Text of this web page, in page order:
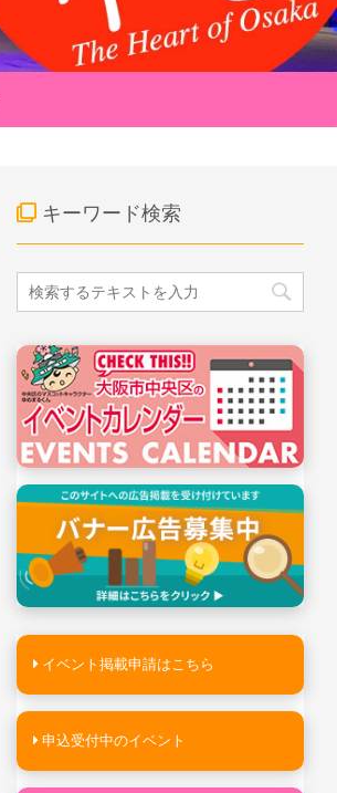
キーワード検索
イベント掲載申請はこちら
申込受付中のイベント